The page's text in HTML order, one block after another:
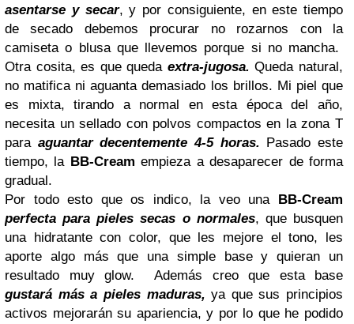
asentarse y secar, y por consiguiente, en este tiempo
de secado debemos procurar no rozarnos con la
camiseta o blusa que llevemos porque si no mancha.
Otra cosita, es que queda extra-jugosa. Queda natural,
no matifica ni aguanta demasiado los brillos. Mi piel que
es mixta, tirando a normal en esta época del año,
necesita un sellado con polvos compactos en la zona T
para aguantar decentemente 4-5 horas. Pasado este
tiempo, la BB-Creamempieza a desaparecer de forma
gradual.
Por todo esto que os indico, la veo una BB-Cream
perfecta para pieles secas o normales, que busquen
una hidratante con color, que les mejore el tono, les
aporte algo más que una simple base y quieran un
resultado muy glow. Además creo que esta base
gustará más a pieles maduras, ya que sus principios
activos mejorarán su apariencia, y por lo que he podido